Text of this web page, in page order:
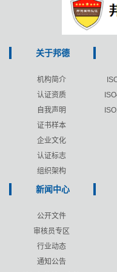
关于邦德
机构简介
认证资质
自我声明
证书样本
企业文化
认证标志
组织架构
新闻中心
公开文件
审核员专区
行业动态
通知公告